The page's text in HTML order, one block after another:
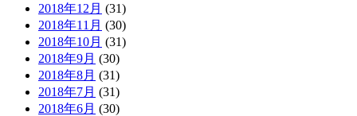
2018年12月 (31)
2018年11月 (30)
2018年10月 (31)
2018年9月 (30)
2018年8月 (31)
2018年7月 (31)
2018年6月 (30)